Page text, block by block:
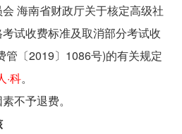
会 海南省财政厅关于核定高级社
试收费标准及取消部分考试收
管〔2019〕1086号)的有关规定
·科。
不予退费。